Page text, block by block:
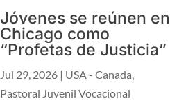
Jóvenes se reúnen en
Chicago como
“Profetas de Justicia”
Jul 29, 2026 | USA - Canada,
Pastoral Juvenil Vocacional